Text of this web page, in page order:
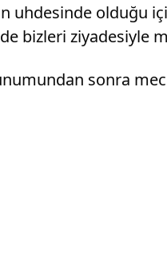
uhdesinde olduğu
bizleri ziyadesiyle
sonra